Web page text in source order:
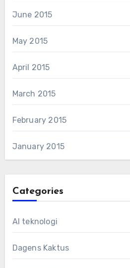
June 2015
May 2015
April 2015
March 2015
February 2015
January 2015
Categories
AI teknologi
Dagens Kaktus